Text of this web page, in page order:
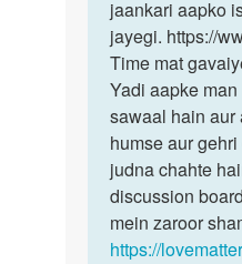
jaankari aapko
jayegi. https://
Time mat
Yadi aapke
sawaal hain aur
humse aur
judna chahte
discussion
mein zaroor
https://